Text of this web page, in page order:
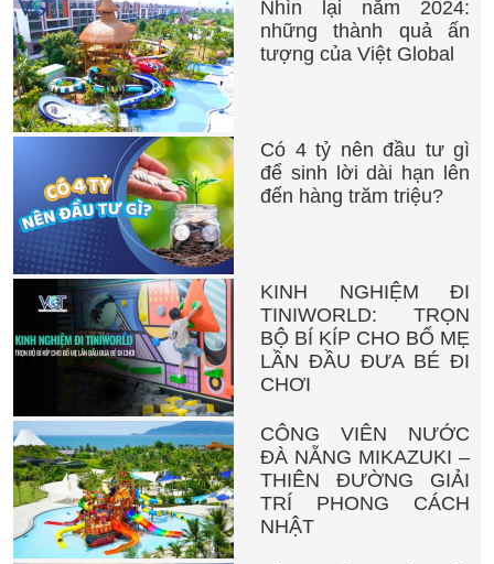
Nhìn lại năm 2024:
những thành quả ấn
tượng của Việt Global
Có 4 tỷ nên đầu tư gì
để sinh lời dài hạn lên
đến hàng trăm triệu?
KINH NGHIỆM ĐI
TINIWORLD: TRỌN
BỘ BÍ KÍP CHO BỐ MẸ
LẦN ĐẦU ĐƯA BÉ ĐI
CHƠI
CÔNG VIÊN NƯỚC
ĐÀ NẴNG MIKAZUKI –
THIÊN ĐƯỜNG GIẢI
TRÍ PHONG CÁCH
NHẬT